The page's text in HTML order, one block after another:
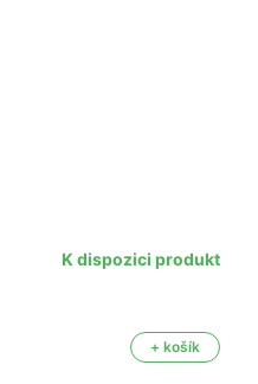
K dispozici produkt
+ košík